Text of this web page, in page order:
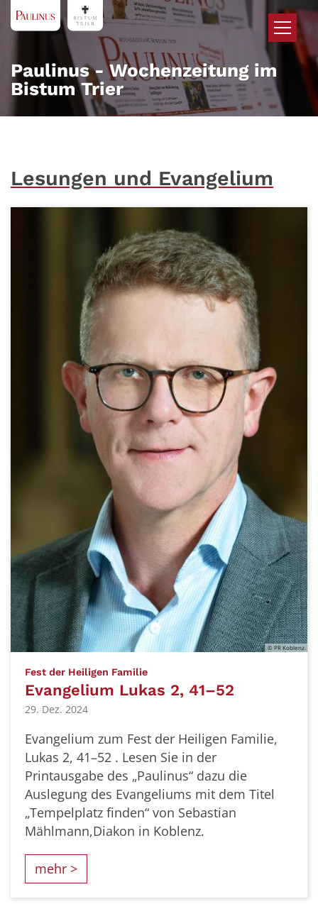
Zum Inhalt springen
Paulinus - Wochenzeitung im
Bistum Trier
Lesungen und Evangelium
© PR Koblenz
Fest der Heiligen Familie:
Evangelium Lukas 2, 41–52
29. Dez. 2024
Evangelium zum Fest der Heiligen Familie,
Lukas 2, 41–52 . Lesen Sie in der
Printausgabe des „Paulinus“ dazu die
Auslegung des Evangeliums mit dem Titel
„Tempelplatz finden“ von Sebastian
Mählmann,Diakon in Koblenz.
mehr >